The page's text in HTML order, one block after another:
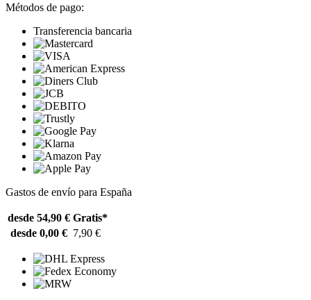
Métodos de pago:
Transferencia bancaria
Gastos de envío para España
desde 54,90 € Gratis*
desde 0,00 € 7,90 €